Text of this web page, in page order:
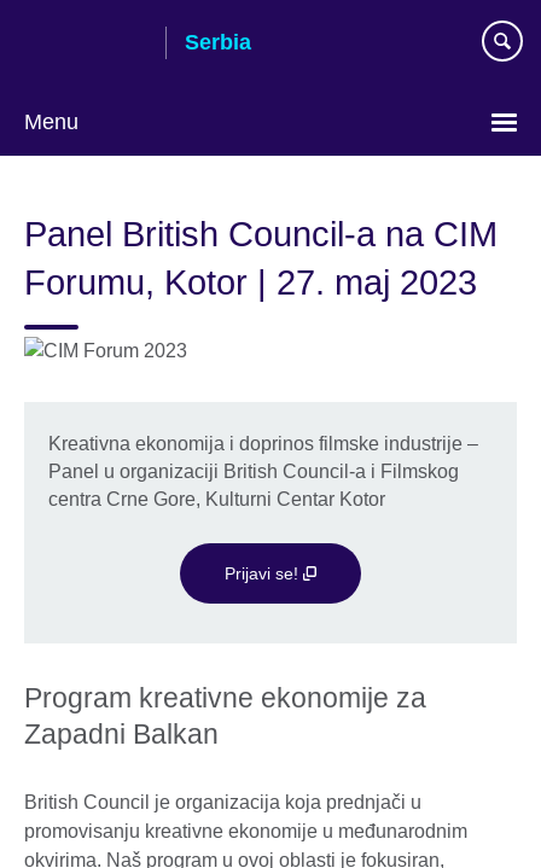
Serbia
Menu
language
Panel British Council-a na CIM
Forumu, Kotor | 27. maj 2023
Kreativna ekonomija i doprinos filmske industrije –
Panel u organizaciji British Council-a i Filmskog
centra Crne Gore, Kulturni Centar Kotor
Prijavi se!
Program kreativne ekonomije za
Zapadni Balkan
British Council je organizacija koja prednjači u
promovisanju kreativne ekonomije u međunarodnim
okvirima. Naš program u ovoj oblasti je fokusiran,